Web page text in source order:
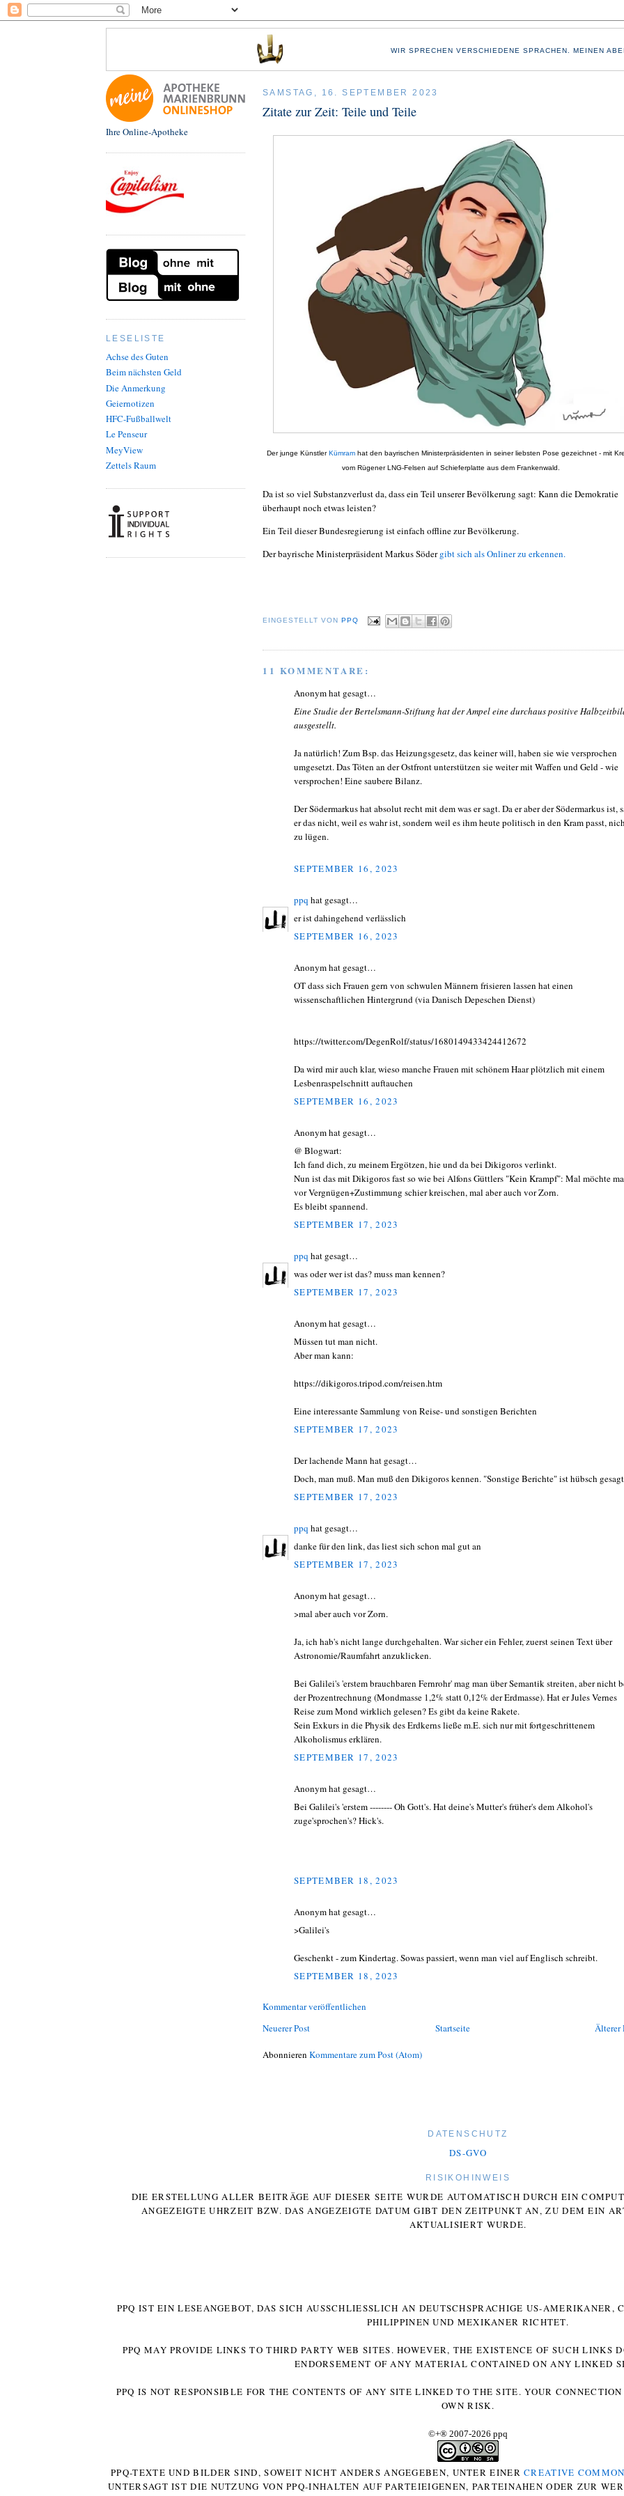
WIR SPRECHEN VERSCHIEDENE SPRACHEN. MEINEN
Ihre Online-Apotheke
LESELISTE
Achse des Guten
Beim nächsten Geld
Die Anmerkung
Geiernotizen
HFC-Fußballwelt
Le Penseur
MeyView
Zettels Raum
SAMSTAG, 16. SEPTEMBER 2023
Zitate zur Zeit: Teile und Teile
Der junge KünstlerKümramhat den bayrischen Ministerpräsidenten in seiner liebsten Pose gezeichnet - mit
vom Rügener LNG-Felsen auf Schieferplatte aus dem Frankenwald.
Da ist so viel Substanzverlust da, dass ein Teil unserer Bevölkerung sagt: Kann die Demokratie
überhaupt noch etwas leisten?
Ein Teil dieser Bundesregierung ist einfach offline zur Bevölkerung.
Der bayrische Ministerpräsident Markus Södergibt sich als Onliner zu erkennen.
EINGESTELLT VON PPQ
11 KOMMENTARE:
Anonym hat gesagt…
Eine Studie der Bertelsmann-Stiftung hat der Ampel eine durchaus positive
ausgestellt.
Ja natürlich! Zum Bsp. das Heizungsgesetz, das keiner will, haben sie wie versprochen
umgesetzt. Das Töten an der Ostfront unterstützen sie weiter mit Waffen und Geld - wie
versprochen! Eine saubere Bilanz.
Der Södermarkus hat absolut recht mit dem was er sagt. Da er aber der Södermarkus ist,
er das nicht, weil es wahr ist, sondern weil es ihm heute politisch in den Kram passt,
zu lügen.
SEPTEMBER 16, 2023
ppq hat gesagt…
er ist dahingehend verlässlich
SEPTEMBER 16, 2023
Anonym hat gesagt…
OT dass sich Frauen gern von schwulen Männern frisieren lassen hat einen
wissenschaftlichen Hintergrund (via Danisch Depeschen Dienst)
https://twitter.com/DegenRolf/status/1680149433424412672
Da wird mir auch klar, wieso manche Frauen mit schönem Haar plötzlich mit einem
Lesbenraspelschnitt auftauchen
SEPTEMBER 16, 2023
Anonym hat gesagt…
@ Blogwart:
Ich fand dich, zu meinem Ergötzen, hie und da bei Dikigoros verlinkt.
Nun ist das mit Dikigoros fast so wie bei Alfons Güttlers "Kein Krampf": Mal möchte
vor Vergnügen+Zustimmung schier kreischen, mal aber auch vor Zorn.
Es bleibt spannend.
SEPTEMBER 17, 2023
ppq hat gesagt…
was oder wer ist das? muss man kennen?
SEPTEMBER 17, 2023
Anonym hat gesagt…
Müssen tut man nicht.
Aber man kann:
https://dikigoros.tripod.com/reisen.htm
Eine interessante Sammlung von Reise- und sonstigen Berichten
SEPTEMBER 17, 2023
Der lachende Mann hat gesagt…
Doch, man muß. Man muß den Dikigoros kennen. "Sonstige Berichte" ist hübsch
SEPTEMBER 17, 2023
ppq hat gesagt…
danke für den link, das liest sich schon mal gut an
SEPTEMBER 17, 2023
Anonym hat gesagt…
>mal aber auch vor Zorn.
Ja, ich hab's nicht lange durchgehalten. War sicher ein Fehler, zuerst seinen Text über
Astronomie/Raumfahrt anzuklicken.
Bei Galilei's 'erstem brauchbaren Fernrohr' mag man über Semantik streiten, aber nicht
der Prozentrechnung (Mondmasse 1,2% statt 0,12% der Erdmasse). Hat er Jules Vernes
Reise zum Mond wirklich gelesen? Es gibt da keine Rakete.
Sein Exkurs in die Physik des Erdkerns ließe m.E. sich nur mit fortgeschrittenem
Alkoholismus erklären.
SEPTEMBER 17, 2023
Anonym hat gesagt…
Bei Galilei's 'erstem -------- Oh Gott's. Hat deine's Mutter's früher's dem Alkohol's
zuge'sprochen's? Hick's.
SEPTEMBER 18, 2023
Anonym hat gesagt…
>Galilei's
Geschenkt - zum Kindertag. Sowas passiert, wenn man viel auf Englisch schreibt.
SEPTEMBER 18, 2023
Kommentar veröffentlichen
Neuerer Post
Älterer
Startseite
Abonnieren Kommentare zum Post (Atom)
DATENSCHUTZ
DS-GVO
RISIKOHINWEIS
DIE ERSTELLUNG ALLER BEITRÄGE AUF DIESER SEITE WURDE AUTOMATISCH DURCH EIN
ANGEZEIGTE UHRZEIT BZW. DAS ANGEZEIGTE DATUM GIBT DEN ZEITPUNKT AN, ZU DEM EIN
AKTUALISIERT WURDE.
PPQ IST EIN LESEANGEBOT, DAS SICH AUSSCHLIESSLICH AN DEUTSCHSPRACHIGE US-AMERIKANER,
HILIPPINEN UND MEXIKANER RICHTET.
PPQ MAY PROVIDE LINKS TO THIRD PARTY WEB SITES. HOWEVER, THE EXISTENCE OF SUCH LINKS
ENDORSEMENT OF ANY MATERIAL CONTAINED ON ANY LINKED
PPQ IS NOT RESPONSIBLE FOR THE CONTENTS OF ANY SITE LINKED TO THE SITE. YOUR
OWN RISK.
©+® 2007-2026 ppq
PPQ-TEXTE UND BILDER SIND, SOWEIT NICHT ANDERS ANGEGEBEN, UNTER EINERCREATIVE
UNTERSAGT IST DIE NUTZUNG VON PPQ-INHALTEN AUF PARTEIEIGENEN, PARTEINAHEN ODER ZUR